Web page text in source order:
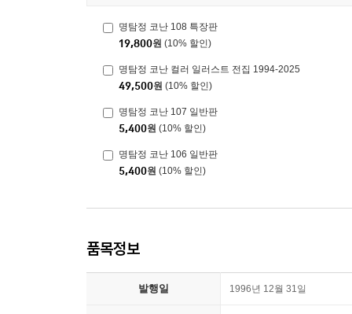
명탐정 코난 108 특장판
19,800원 (10% 할인)
명탐정 코난 컬러 일러스트 전집 1994-2025
49,500원 (10% 할인)
명탐정 코난 107 일반판
5,400원 (10% 할인)
명탐정 코난 106 일반판
5,400원 (10% 할인)
품목정보
발행일 1996년 12월 31일